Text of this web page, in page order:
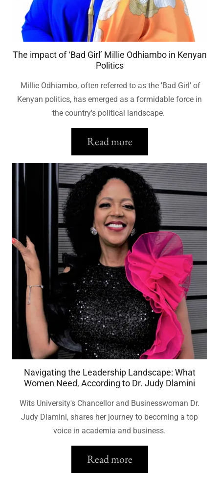
The impact of ‘Bad Girl’ Millie Odhiambo in Kenyan
Politics
Millie Odhiambo, often referred to as the 'Bad Girl' of
Kenyan politics, has emerged as a formidable force in
the country's political landscape.
Read more
Navigating the Leadership Landscape: What
Women Need, According to Dr. Judy Dlamini
Wits University's Chancellor and Businesswoman Dr.
Judy Dlamini, shares her journey to becoming a top
voice in academia and business.
Read more